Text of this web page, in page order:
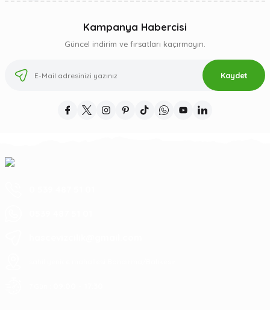
Kampanya Habercisi
Güncel indirim ve fırsatları kaçırmayın.
Kaydet